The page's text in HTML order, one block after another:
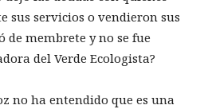
sus servicios o vendieron sus
de membrete y no se fue
del Verde Ecologista?
no ha entendido que es una